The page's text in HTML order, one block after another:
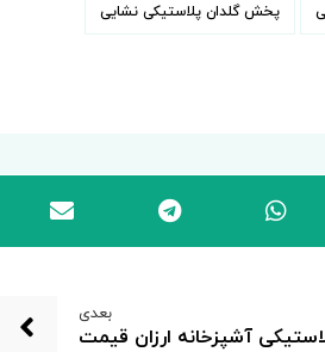
پخش گلدان پلاستیکی نشایی
بعدی
آشپزخانه ارزان قیمت